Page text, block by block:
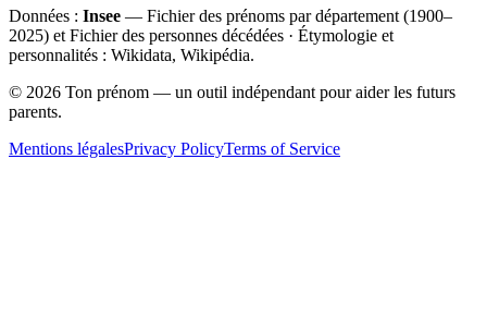
Données : Insee — Fichier des prénoms par département (1900–
2025) et Fichier des personnes décédées · Étymologie et
personnalités : Wikidata, Wikipédia.
© 2026 Ton prénom — un outil indépendant pour aider les futurs
parents.
Mentions légalesPrivacy PolicyTerms of Service